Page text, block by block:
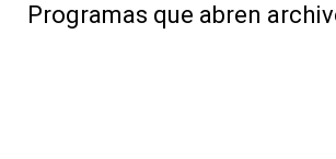
Programas que abren